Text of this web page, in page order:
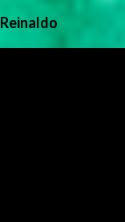
Reinaldo